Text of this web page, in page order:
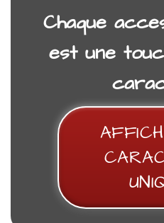
Chaque
est une